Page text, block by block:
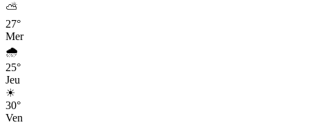
⛅
27°
Mer
🌧
25°
Jeu
☀
30°
Ven